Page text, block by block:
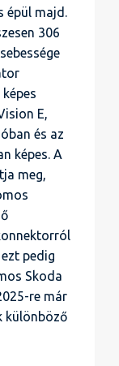
épül majd.
306
E,
és az
képes. A
meg,
pedig
Skoda
re már
különböző